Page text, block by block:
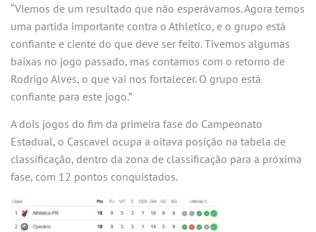
“Viemos de um resultado que não esperávamos. Agora temos
uma partida importante contra o Athletico, e o grupo está
confiante e ciente do que deve ser feito. Tivemos algumas
baixas no jogo passado, mas contamos com o retorno de
Rodrigo Alves, o que vai nos fortalecer. O grupo está
confiante para este jogo.”
A dois jogos do fim da primeira fase do Campeonato
Estadual, o Cascavel ocupa a oitava posição na tabela de
classificação, dentro da zona de classificação para a próxima
fase, com 12 pontos conquistados.